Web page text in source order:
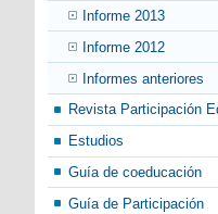
Informe 2013
Informe 2012
Informes anteriores
Revista Participación
Estudios
Guía de coeducación
Guía de Participación